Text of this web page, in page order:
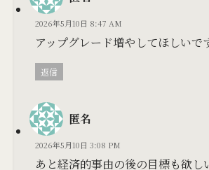
2026年5月10日 8:47 AM
アップグレード増やしてほしいで
返信
匿名
2026年5月10日 3:08 PM
あと経済的事由の後の目標も欲し